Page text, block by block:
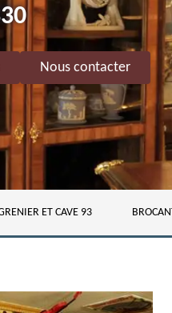
Nous contacter
ET CAVE 93